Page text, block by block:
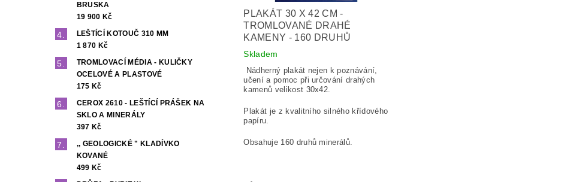
BRUSKA
19 900 Kč
LEŠTÍCÍ KOTOUČ 310 MM
1 870 Kč
TROMLOVACÍ MÉDIA - KULIČKY
OCELOVÉ A PLASTOVÉ
175 Kč
CEROX 2610 - LEŠTÍCÍ PRÁŠEK NA
SKLO A MINERÁLY
397 Kč
,, GEOLOGICKÉ " KLADÍVKO
KOVANÉ
499 Kč
PLAKÁT 30 X 42 CM -
TROMLOVANÉ DRAHÉ
KAMENY - 160 DRUHŮ
Skladem
Nádherný plakát nejen k poznávání,
učení a pomoc při určování drahých
kamenů velikost 30x42.
Plakát je z kvalitního silného křídového
papíru.
Obsahuje 160 druhů minerálů.